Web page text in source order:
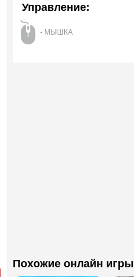
Управление:
- МЫШКА
Похожие онлайн игры